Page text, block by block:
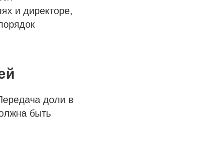
и директоре,
доли в
быть